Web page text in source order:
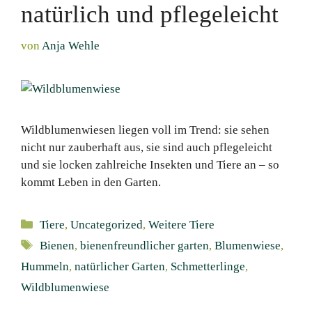
natürlich und pflegeleicht
von Anja Wehle
Wildblumenwiesen liegen voll im Trend: sie sehen
nicht nur zauberhaft aus, sie sind auch pflegeleicht
und sie locken zahlreiche Insekten und Tiere an – so
kommt Leben in den Garten.
Kategorien
Tiere,Uncategorized,Weitere Tiere
Schlagwörter
Bienen,bienenfreundlicher garten,Blumenwiese,
Hummeln, natürlicher Garten, Schmetterlinge,
Wildblumenwiese